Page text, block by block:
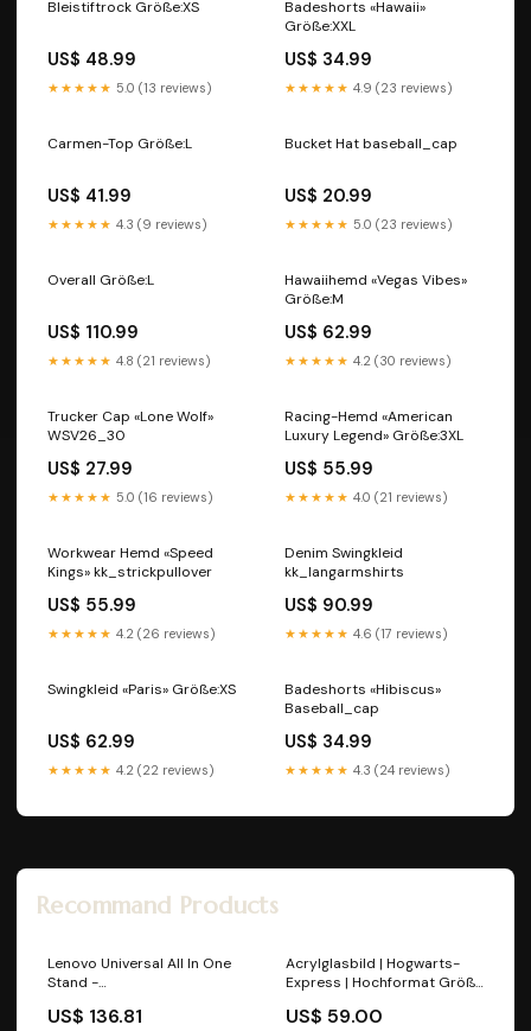
Bleistiftrock Größe:XS
US$ 48.99
★★★★★ 5.0 (13 reviews)
Badeshorts «Hawaii»
Größe:XXL
US$ 34.99
★★★★★ 4.9 (23 reviews)
Carmen-Top Größe:L
US$ 41.99
★★★★★ 4.3 (9 reviews)
Bucket Hat baseball_cap
US$ 20.99
★★★★★ 5.0 (23 reviews)
Overall Größe:L
US$ 110.99
★★★★★ 4.8 (21 reviews)
Hawaiihemd «Vegas Vibes»
Größe:M
US$ 62.99
★★★★★ 4.2 (30 reviews)
Trucker Cap «Lone Wolf»
WSV26_30
US$ 27.99
★★★★★ 5.0 (16 reviews)
Racing-Hemd «American
Luxury Legend» Größe:3XL
US$ 55.99
★★★★★ 4.0 (21 reviews)
Workwear Hemd «Speed
Kings» kk_strickpullover
US$ 55.99
★★★★★ 4.2 (26 reviews)
Denim Swingkleid
kk_langarmshirts
US$ 90.99
★★★★★ 4.6 (17 reviews)
Swingkleid «Paris» Größe:XS
US$ 62.99
★★★★★ 4.2 (22 reviews)
Badeshorts «Hibiscus»
Baseball_cap
US$ 34.99
★★★★★ 4.3 (24 reviews)
Recommand Products
Lenovo Universal All In One
Stand -
Mobile Workstation
US$ 136.81
Acrylglasbild | Hogwarts-
Express | Hochformat Größe
US$ 59.00